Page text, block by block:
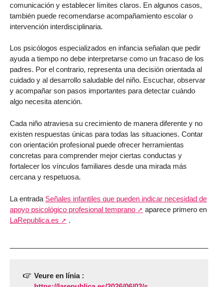
comunicación y establecer límites claros. En algunos casos,
también puede recomendarse acompañamiento escolar o
intervención interdisciplinaria.
Los psicólogos especializados en infancia señalan que pedir
ayuda a tiempo no debe interpretarse como un fracaso de los
padres. Por el contrario, representa una decisión orientada al
cuidado y al desarrollo saludable del niño. Escuchar, observar
y acompañar son pasos importantes para detectar cuándo
algo necesita atención.
Cada niño atraviesa su crecimiento de manera diferente y no
existen respuestas únicas para todas las situaciones. Contar
con orientación profesional puede ofrecer herramientas
concretas para comprender mejor ciertas conductas y
fortalecer los vínculos familiares desde una mirada más
cercana y respetuosa.
La entrada Señales infantiles que pueden indicar necesidad de
apoyo psicológico profesional temprano
aparece primero en
LaRepublica.es
.
Veure en línia :